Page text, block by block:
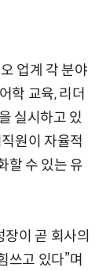
업계 각 분야
학 교육, 리더
실시하고 있
원이 자율적
할 수 있는 유
이 곧 회사의
쓰고 있다”며